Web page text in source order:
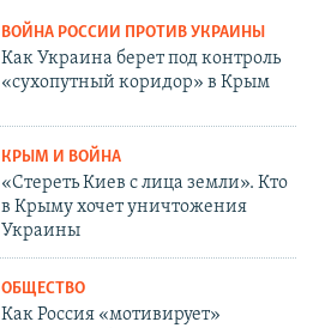
ВОЙНА РОССИИ ПРОТИВ УКРАИНЫ
Как Украина берет под контроль
«сухопутный коридор» в Крым
КРЫМ И ВОЙНА
«Стереть Киев с лица земли». Кто
в Крыму хочет уничтожения
Украины
ОБЩЕСТВО
Как Россия «мотивирует»